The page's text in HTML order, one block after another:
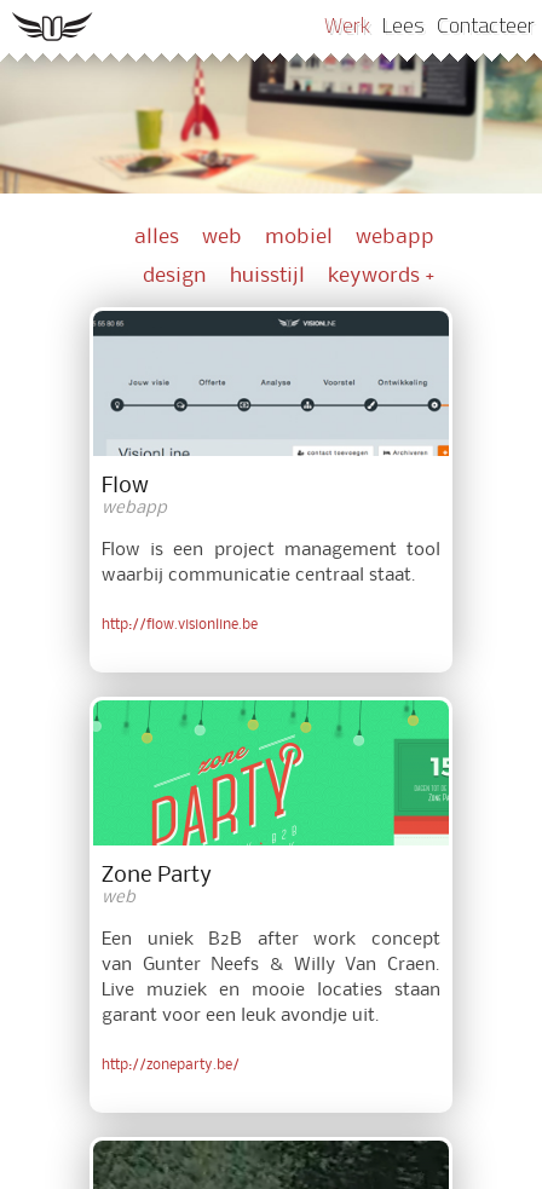
Werk Lees Contacteer
alles web mobiel
webapp
design
huisstijl keywords +
Flow
webapp
Flow is een project management tool
waarbij communicatie centraal staat.
http://flow.visionline.be
Zone Party
web
Een uniek B2B after work concept
van Gunter Neefs & Willy Van Craen.
Live muziek en mooie locaties staan
garant voor een leuk avondje uit.
http://zoneparty.be/